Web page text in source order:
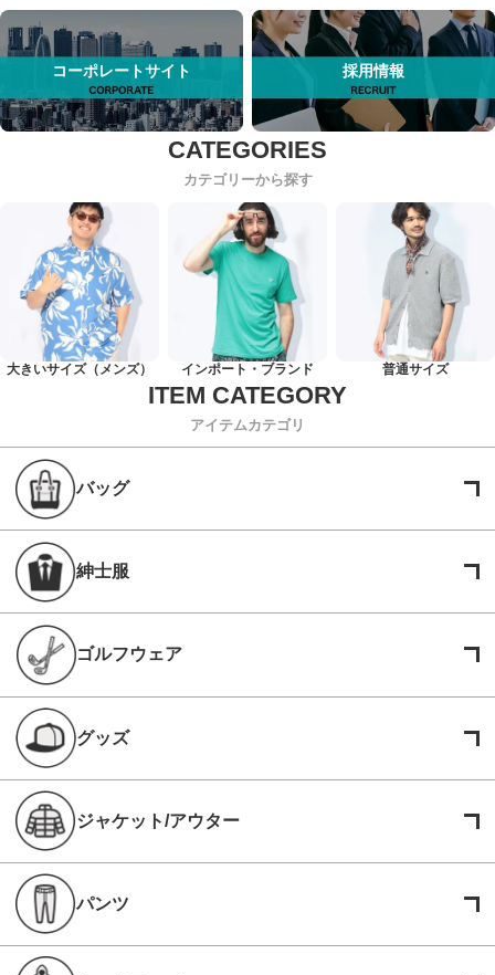
コーポレートサイト 採用情報
カテゴリーから探す
大きいサイズ（メンズ） インポート・ブランド 普通サイズ
アイテムカテゴリ
バッグ
紳士服
ゴルフウェア
グッズ
ジャケット/アウター
パンツ